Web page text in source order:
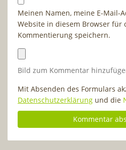
Meinen Namen, meine E-Mail-
Website in diesem Browser für
Kommentierung speichern.
Bild zum Kommentar
Mit Absenden des Formulars
Datenschutzerklärung und die